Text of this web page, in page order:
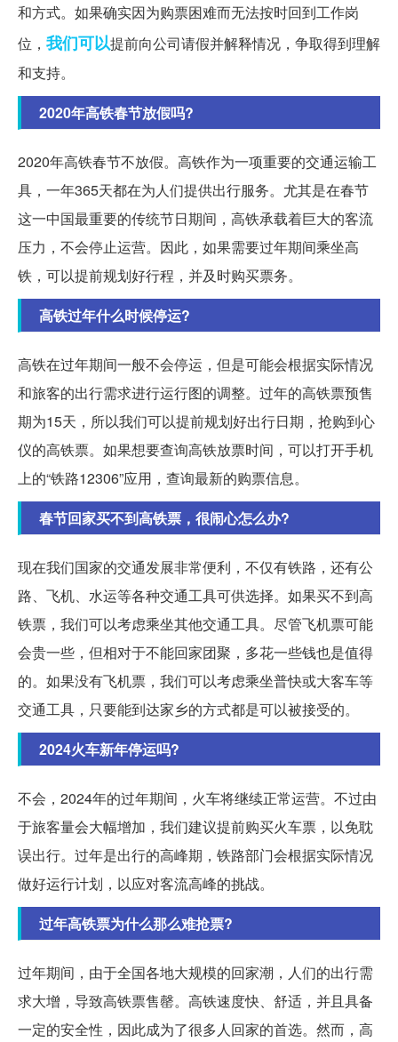
和方式。如果确实因为购票困难而无法按时回到工作岗
位， 我们可以提前向公司请假并解释情况，争取得到理解
和支持。
2020年高铁春节放假吗?
2020年高铁春节不放假。高铁作为一项重要的交通运输工
具，一年365天都在为人们提供出行服务。尤其是在春节
这一中国最重要的传统节日期间，高铁承载着巨大的客流
压力，不会停止运营。因此，如果需要过年期间乘坐高
铁，可以提前规划好行程，并及时购买票务。
高铁过年什么时候停运?
高铁在过年期间一般不会停运，但是可能会根据实际情况
和旅客的出行需求进行运行图的调整。过年的高铁票预售
期为15天，所以我们可以提前规划好出行日期，抢购到心
仪的高铁票。如果想要查询高铁放票时间，可以打开手机
上的“铁路12306”应用，查询最新的购票信息。
春节回家买不到高铁票，很闹心怎么办?
现在我们国家的交通发展非常便利，不仅有铁路，还有公
路、飞机、水运等各种交通工具可供选择。如果买不到高
铁票，我们可以考虑乘坐其他交通工具。尽管飞机票可能
会贵一些，但相对于不能回家团聚，多花一些钱也是值得
的。如果没有飞机票，我们可以考虑乘坐普快或大客车等
交通工具，只要能到达家乡的方式都是可以被接受的。
2024火车新年停运吗?
不会，2024年的过年期间，火车将继续正常运营。不过由
于旅客量会大幅增加，我们建议提前购买火车票，以免耽
误出行。过年是出行的高峰期，铁路部门会根据实际情况
做好运行计划，以应对客流高峰的挑战。
过年高铁票为什么那么难抢票?
过年期间，由于全国各地大规模的回家潮，人们的出行需
求大增，导致高铁票售罄。高铁速度快、舒适，并且具备
一定的安全性，因此成为了很多人回家的首选。然而，高